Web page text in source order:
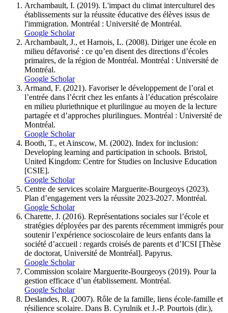
Archambault, I. (2019). L'impact du climat interculturel des
établissements sur la réussite éducative des élèves issus de
l'immigration. Montréal : Université de Montréal.
Google Scholar
Archambault, J., et Harnois, L. (2008). Diriger une école en
milieu défavorisé : ce qu’en disent des directions d’écoles
primaires, de la région de Montréal. Montréal : Université de
Montréal.
Google Scholar
Armand, F. (2021). Favoriser le développement de l’oral et
l’entrée dans l’écrit chez les enfants à l’éducation préscolaire
en milieu pluriethnique et plurilingue au moyen de la lecture
partagée et d’approches plurilingues. Montréal : Université de
Montréal.
Google Scholar
Booth, T., et Ainscow, M. (2002). Index for inclusion:
Developing learning and participation in schools. Bristol,
United Kingdom: Centre for Studies on Inclusive Education
[CSIE].
Google Scholar
Centre de services scolaire Marguerite-Bourgeoys (2023).
Plan d’engagement vers la réussite 2023-2027. Montréal.
Google Scholar
Charette, J. (2016). Représentations sociales sur l’école et
stratégies déployées par des parents récemment immigrés pour
soutenir l’expérience socioscolaire de leurs enfants dans la
société d’accueil : regards croisés de parents et d’ICSI [Thèse
de doctorat, Université de Montréal]. Papyrus.
Google Scholar
Commission scolaire Marguerite-Bourgeoys (2019). Pour la
gestion efficace d’un établissement. Montréal.
Google Scholar
Deslandes, R. (2007). Rôle de la famille, liens école-famille et
résilience scolaire. Dans B. Cyrulnik et J.-P. Pourtois (dir.),